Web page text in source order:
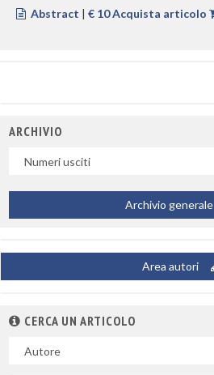
Abstract | € 10 Acquista articolo
ARCHIVIO
Archivio generale
Area autori
CERCA UN ARTICOLO
campo